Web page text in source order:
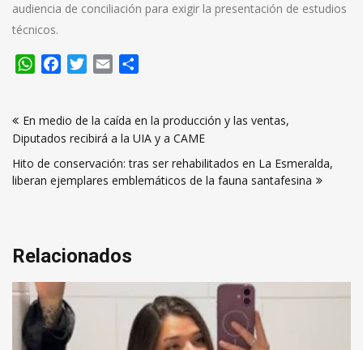
audiencia de conciliación para exigir la presentación de estudios
técnicos.
WhatsApp
FacebookTwitter
Email
de
entradas
En medio de la caída en la producción y las ventas,
Diputados recibirá a la UIA y a CAME
Hito de conservación: tras ser rehabilitados en La Esmeralda,
liberan ejemplares emblemáticos de la fauna santafesina
Relacionados